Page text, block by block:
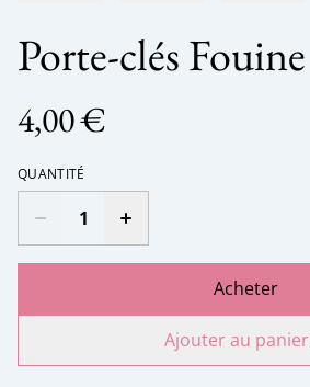
Porte-clés Fouine
4,00 €
QUANTITÉ
Acheter
Ajouter au panier